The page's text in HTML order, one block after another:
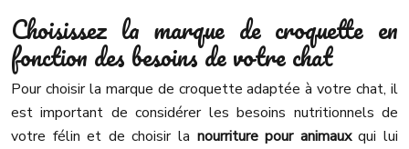
Choisissez la marque de croquette en
fonction des besoins de votre chat
Pour choisir la marque de croquette adaptée à votre chat, il
est important de considérer les besoins nutritionnels de
votre félin et de choisir la nourriture pour animauxqui lui